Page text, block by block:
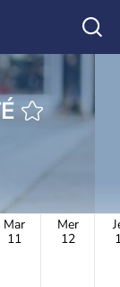
Mar
11
Mer
12